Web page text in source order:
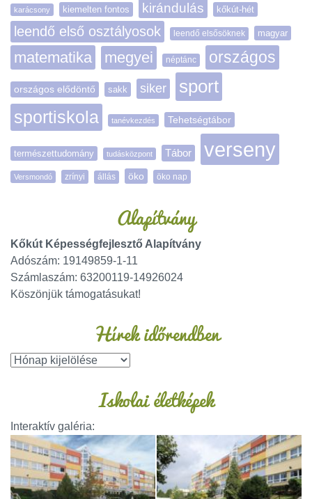
karácsony kiemelten fontos kirándulás kőkút-hét
leendő első osztályosok leendő elsősöknek magyar
matematika megyei néptánc országos
országos elődöntő sakk siker sport
sportiskola tanévkezdés Tehetségtábor
természettudomány tudásközpont Tábor verseny
Versmondó zrínyi állás öko öko nap
Alapítvány
Kőkút Képességfejlesztő Alapítvány
Adószám: 19149859-1-11
Számlaszám: 63200119-14926024
Köszönjük támogatásukat!
Hírek időrendben
Iskolai életképek
Interaktív galéria: